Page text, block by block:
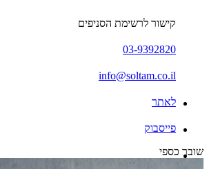
קישור לרשימת הסניפים
03-9392820
info@soltam.co.il
לאתר
פייסבוק
שובר כספי